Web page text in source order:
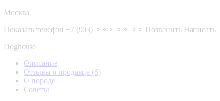
Москва
Показать телефон +7 (903) ⚬⚬⚬ ⚬⚬ ⚬⚬ Позвонить Написать
Doghouse
Описание
Отзывы о продавце (6)
О породе
Советы